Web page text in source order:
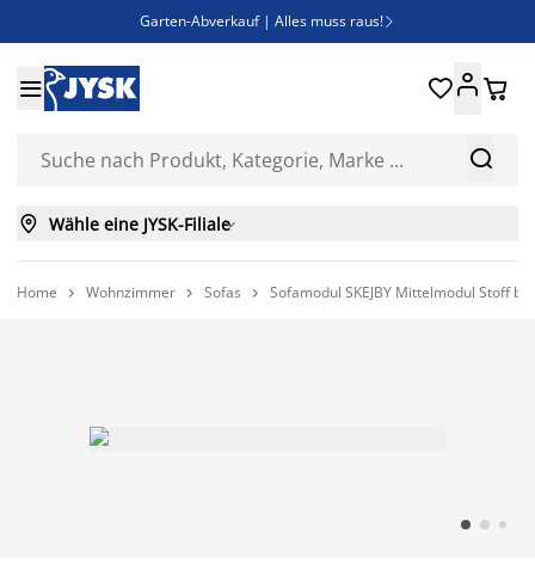
Garten-Abverkauf | Alles muss raus! 
Bist du Unternehmer? Entdecke JYSK-B2B
Esszimmerstuhl ADSLEV um nur 40€


 
 Wähle eine JYSK-Filiale
Home  Wohnzimmer  Sofas  Sofamodul SKEJBY Mittelmodul Stoff